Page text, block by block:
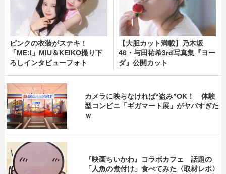
ピンクの衣装がステキ！
「ME:I」MIU＆KEIKO撮り下
ろしインタビューフォト
【大胆カット満載】乃木坂
46・与田祐希3rd写真集『ヨー
ダ』公開カット
カメラに映らなければ“盗み”OK！ 体験
型コンビニ「ギガマート展」がヤバすぎた
ｗ
『映画ちいかわ』コラボカフェ 話題の
「人魚の煮付け」食べてみた〈取材レポ〉